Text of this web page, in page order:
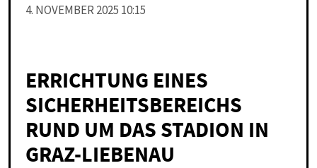
4. NO­VEM­BER 2025 10:15
ERRICHTUNG EINES
SICHERHEITSBEREICHS
RUND UM DAS STADION IN
GRAZ-LIEBENAU